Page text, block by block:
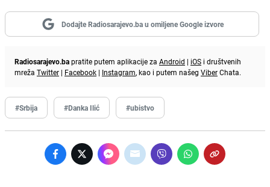
Dodajte Radiosarajevo.ba u omiljene Google izvore
Radiosarajevo.bapratite putem aplikacije za Android | iOS i društvenih
mreža Twitter | Facebook | Instagram, kao i putem našeg ViberChata.
#Srbija #Danka Ilić #ubistvo